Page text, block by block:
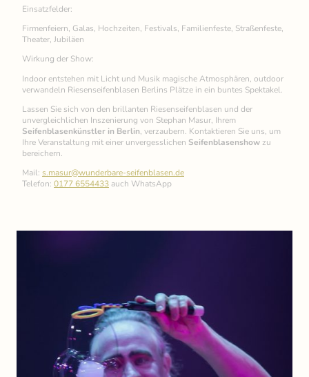
Einsatzfelder:
Firmenfeiern, Galas, Hochzeiten, Festivals, Familienfeste, Straßenfeste,
Theater, Jubiläen
Wirkung der Show:
Indoor entstehen mit Licht und Musik magische Atmosphären, outdoor
verwandeln Riesenseifenblasen Berlins Plätze in ein buntes Spektakel.
Lassen Sie sich von den brillanten Riesenseifenblasen und der
unvergleichlichen Inszenierung von Stephan Masur, Ihrem
Seifenblasenkünstler in Berlin, verzaubern. Kontaktieren Sie uns, um
Ihre Veranstaltung mit einer unvergesslichen Seifenblasenshow zu
bereichern.
Mail: s.masur@wunderbare-seifenblasen.de
Telefon: 0177 6554433 auch WhatsApp